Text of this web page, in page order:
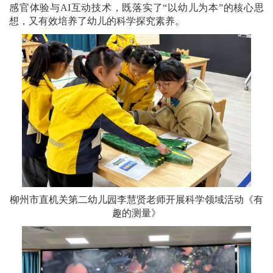
感官体验与AI互动技术，既落实了“以幼儿为本”的核心思
想，又有效培养了幼儿的科学探究素养。
柳州市直机关第二幼儿园李慧贤老师开展科学领域活动《有
趣的测量》